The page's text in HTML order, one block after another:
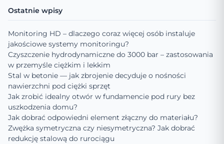
Ostatnie wpisy
Monitoring HD – dlaczego coraz więcej osób instaluje
jakościowe systemy monitoringu?
Czyszczenie hydrodynamiczne do 3000 bar – zastosowania
w przemyśle ciężkim i lekkim
Stal w betonie — jak zbrojenie decyduje o nośności
nawierzchni pod ciężki sprzęt
Jak zrobić idealny otwór w fundamencie pod rury bez
uszkodzenia domu?
Jak dobrać odpowiedni element złączny do materiału?
Zwężka symetryczna czy niesymetryczna? Jak dobrać
redukcję stalową do rurociągu